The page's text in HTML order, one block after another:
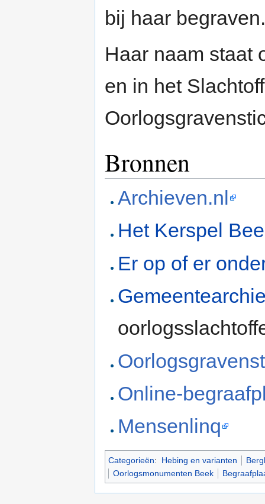
bij haar
Haar naam staat
en in het
Bronnen
Archieven.nl
Het Kerspel
Er op of er
Online-
Mensenlinq
Categorieën: Hebing en varianten
Oorlogsmonumenten Beek